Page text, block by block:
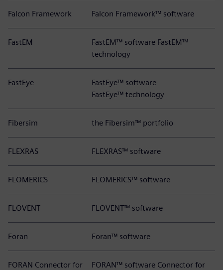
Falcon Framework Falcon Framework™ software
FastEM
FastEM™ software FastEM™
technology
FastEye
FastEye™ software
FastEye™ technology
Fibersim the Fibersim™ portfolio
FLEXRAS FLEXRAS™ software
FLOMERICS FLOMERICS™ software
FLOVENT FLOVENT™ software
Foran Foran™ software
FORAN Connector for
FORAN™ software Connector for